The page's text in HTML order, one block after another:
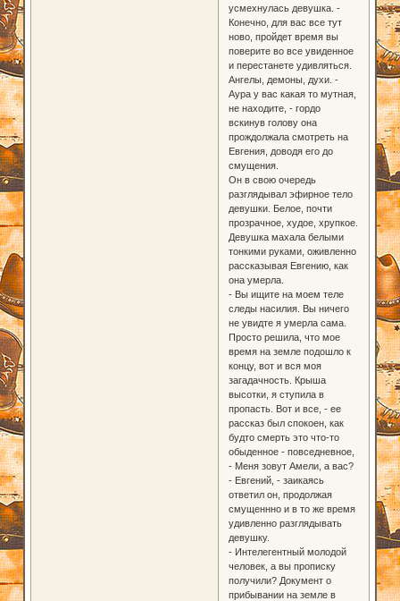
усмехнулась девушка. -
Конечно, для вас все тут
ново, пройдет время вы
поверите во все увиденное
и перестанете удивляться.
Ангелы, демоны, духи. -
Аура у вас какая то мутная,
не находите, - гордо
вскинув голову она
прождолжала смотреть на
Евгения, доводя его до
смущения.
Он в свою очередь
разглядывал эфирное тело
девушки. Белое, почти
прозрачное, худое, хрупкое.
Девушка махала белыми
тонкими руками, оживленно
рассказывая Евгению, как
она умерла.
- Вы ищите на моем теле
следы насилия. Вы ничего
не увидте я умерла сама.
Просто решила, что мое
время на земле подошло к
концу, вот и вся моя
загадачность. Крыша
высотки, я ступила в
пропасть. Вот и все, - ее
рассказ был спокоен, как
будто смерть это что-то
обыденное - повседневное,
- Меня зовут Амели, а вас?
- Евгений, - заикаясь
ответил он, продолжая
смущеннно и в то же время
удивленно разглядывать
девушку.
- Интелегентный молодой
человек, а вы прописку
получили? Документ о
прибывании на земле в